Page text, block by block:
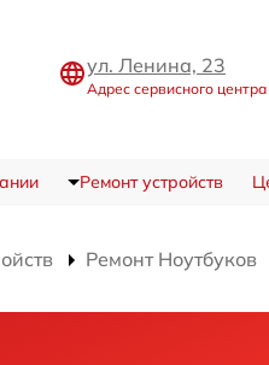
ул. Ленина, 23
Адрес сервисного
Ремонт устройств
Ремонт Ноутбуков